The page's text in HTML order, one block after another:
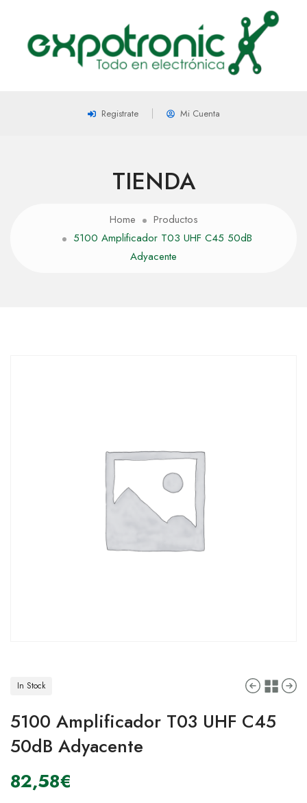
Registrate Mi Cuenta
TIENDA
Home
Productos
5100 Amplificador T03 UHF C45 50dB
Adyacente
In Stock
5100 Amplificador T03 UHF C45
50dB Adyacente
82,58€